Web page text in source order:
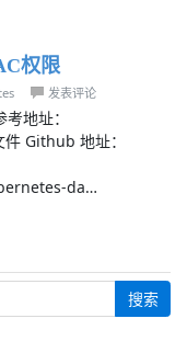
权限
发表评论
地址：
Github 地址：
da…